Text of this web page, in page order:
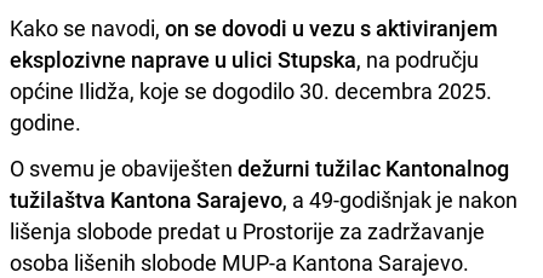
Kako se navodi, on se dovodi u vezu s aktiviranjem
eksplozivne naprave u ulici Stupska, na području
općine Ilidža, koje se dogodilo 30. decembra 2025.
godine.
O svemu je obaviješten dežurni tužilac Kantonalnog
tužilaštva Kantona Sarajevo, a 49-godišnjak je nakon
lišenja slobode predat u Prostorije za zadržavanje
osoba lišenih slobode MUP-a Kantona Sarajevo.